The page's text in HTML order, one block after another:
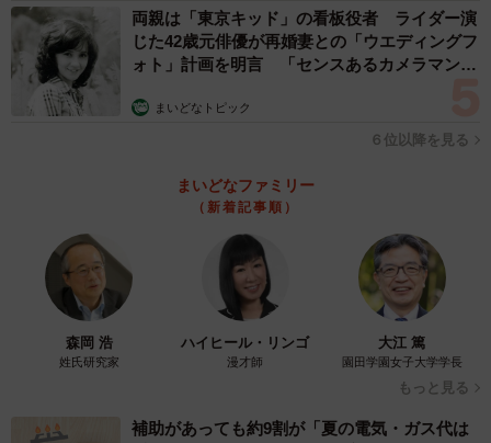
ユキちゃんにかぷりされて放心状態のサンちゃん（かもしかさん提供、
両親は「東京キッド」の看板役者 ライダー演
じた42歳元俳優が再婚妻との「ウエディングフ
ォト」計画を明言 「センスあるカメラマン求
まいどなトピック
６位以降を見る
まいどなファミリー
（新着記事順）
森岡 浩
姓氏研究家
ハイヒール・リンゴ
漫才師
大江 篤
園田学園女子大学学長
もっと見る
補助があっても約9割が「夏の電気・ガス代は